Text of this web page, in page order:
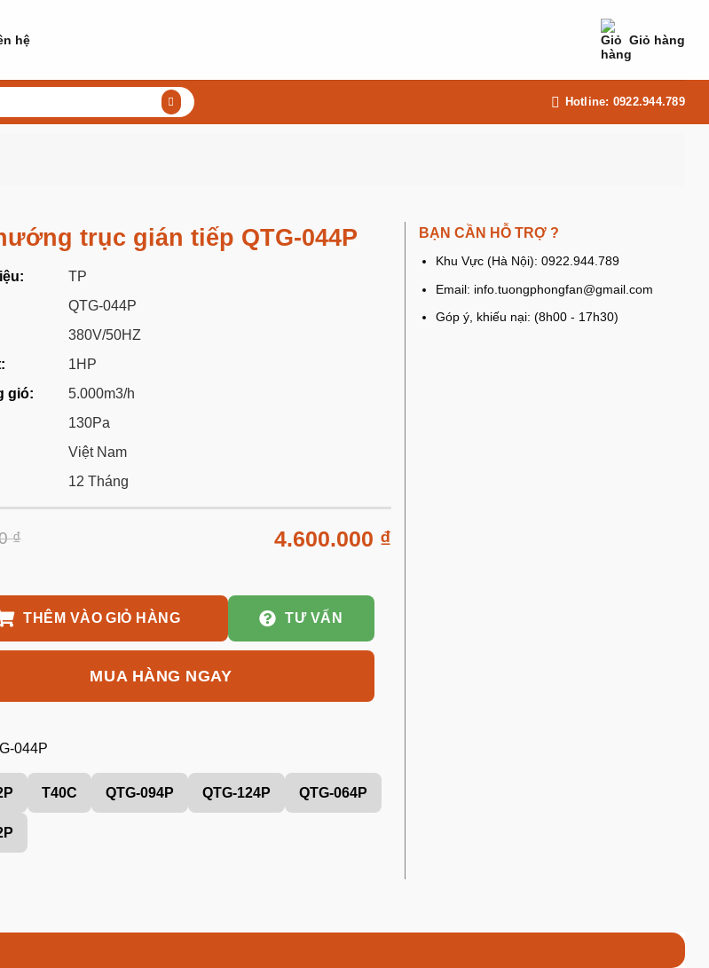
hệ Giỏ hàng
Hotline: 0922.944.789
trục gián tiếp QTG-044P
TP
QTG-044P
380V/50HZ
1HP
gió:
5.000m3/h
130Pa
Việt Nam
12 Tháng
₫ 4.600.000 ₫
THÊM VÀO GIỎ HÀNG
MUA HÀNG NGAY
TƯ VẤN
044P
T40C QTG-094P QTG-124P QTG-064P
BẠN CẦN HỖ TRỢ ?
Khu Vực (Hà Nội): 0922.944.789
Email: info.tuongphongfan@gmail.com
Góp ý, khiếu nại: (8h00 - 17h30)